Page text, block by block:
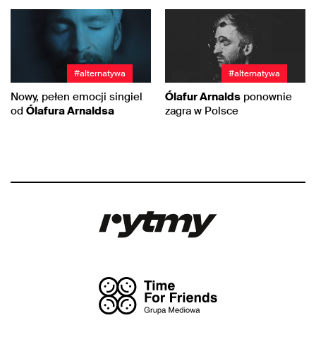
#alternatywa
Nowy, pełen emocji singiel
od Ólafura Arnaldsa
#alternatywa
Ólafur Arnalds ponownie
zagra w Polsce